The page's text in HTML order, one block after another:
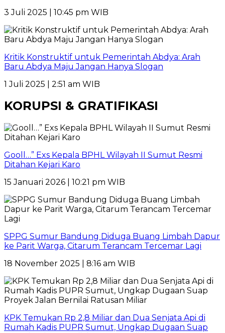
3 Juli 2025 | 10:45 pm WIB
Kritik Konstruktif untuk Pemerintah Abdya: Arah
Baru Abdya Maju Jangan Hanya Slogan
1 Juli 2025 | 2:51 am WIB
KORUPSI & GRATIFIKASI
Gooll…” Exs Kepala BPHL Wilayah II Sumut Resmi
Ditahan Kejari Karo
15 Januari 2026 | 10:21 pm WIB
SPPG Sumur Bandung Diduga Buang Limbah Dapur
ke Parit Warga, Citarum Terancam Tercemar Lagi
18 November 2025 | 8:16 am WIB
KPK Temukan Rp 2,8 Miliar dan Dua Senjata Api di
Rumah Kadis PUPR Sumut, Ungkap Dugaan Suap